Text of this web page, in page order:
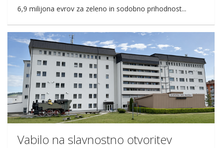
6,9 milijona evrov za zeleno in sodobno prihodnost...
Vabilo na slavnostno otvoritev